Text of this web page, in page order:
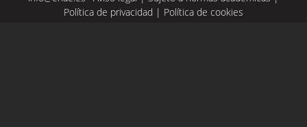
Política de privacidad | Política de cookies